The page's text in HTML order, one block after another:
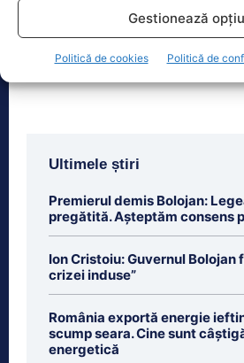
Gestionează
Politică de cookies Politică de
în 2026 de
de sănătate dacă
Ultimele știri
Premierul demis Bolojan:
pregătită. Așteptăm consens
Ion Cristoiu: Guvernul Bolojan
crizei induse”
România exportă energie
scump seara. Cine sunt
energetică